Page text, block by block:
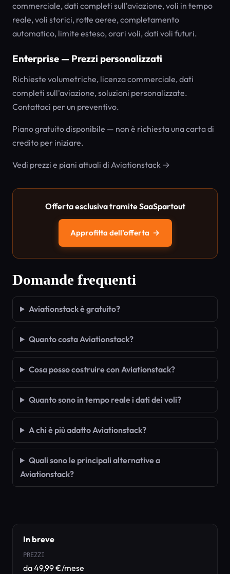
commerciale, dati completi sull'aviazione, voli in tempo
reale, voli storici, rotte aeree, completamento
automatico, limite esteso, orari voli, dati voli futuri.
Enterprise — Prezzi personalizzati
Richieste volumetriche, licenza commerciale, dati
completi sull'aviazione, soluzioni personalizzate.
Contattaci per un preventivo.
Piano gratuito disponibile — non è richiesta una carta di
credito per iniziare.
Vedi prezzi e piani attuali di Aviationstack →
Offerta esclusiva tramite SaaSpartout
Approfitta dell’offerta →
Domande frequenti
Aviationstack è gratuito?
Quanto costa Aviationstack?
Cosa posso costruire con Aviationstack?
Quanto sono in tempo reale i dati dei voli?
A chi è più adatto Aviationstack?
Quali sono le principali alternative a
Aviationstack?
In breve
PREZZI
da 49,99 €/mese